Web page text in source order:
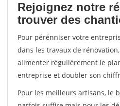
Rejoignez notre
trouver des
Pour pérénniser votre
dans les travaux de
alimenter régulièrement le
entreprise et doubler son
Pour les meilleurs artisans, le